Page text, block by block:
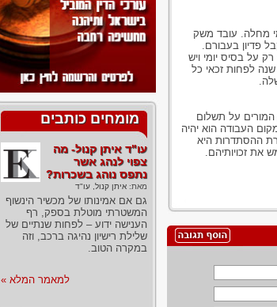
מחלה. עובד משק
פדיון בעבורם.
על בסיס יומי ויש
לפחות זכאי כל
על תשלום
העבודה הוא יהיה
זה מטרת ההסתדרות היא
את זכויותיהם.
מומחים כותבים
עו"ד איתן קנול- מה
צפוי לנהג אשר
נתפס נוהג בשכרות?
מאת: איתן קנול, עו"ד
גם אם אמינותו של מכשיר הינשוף
המשטרתי מוטלת בספק, רף
הענישה ידוע – לפחות שנתיים של
שלילת רישיון נהיגה ברכב, וזה
במקרה הטוב.
למאמר המלא »